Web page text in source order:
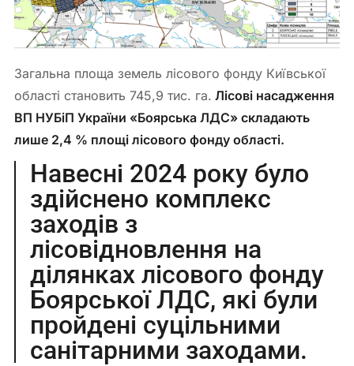
Загальна площа земель лісового фонду Київської
області становить 745,9 тис. га. Лісові насадження
ВП НУБіП України «Боярська ЛДС» складають
лише 2,4 % площі лісового фонду області.
Навесні 2024 року було
здійснено комплекс
заходів з
лісовідновлення на
ділянках лісового фонду
Боярської ЛДС, які були
пройдені суцільними
санітарними заходами.